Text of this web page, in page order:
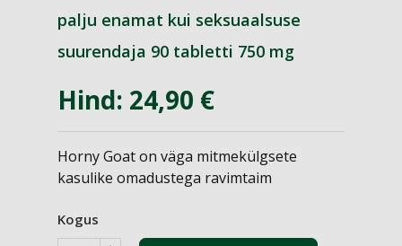
palju enamat kui seksuaalsuse
suurendaja 90 tabletti 750 mg
Hind: 24,90 €
Horny Goat on väga mitmekülgsete
kasulike omadustega ravimtaim
Kogus